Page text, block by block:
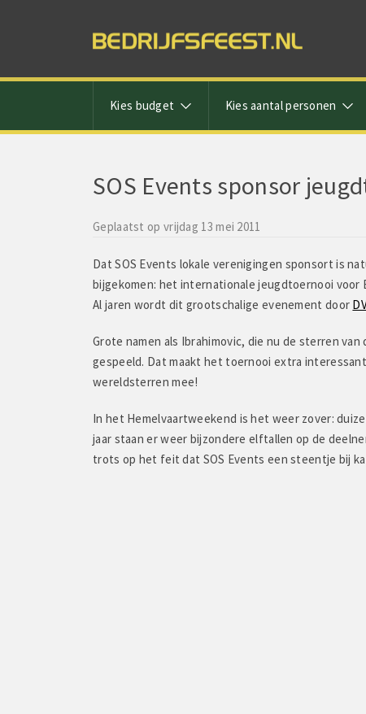
Kies budget Kies aantal personen
SOS Events sponsor
Geplaatst op vrijdag 13 mei 2011
Dat SOS Events lokale verenigingen sponsort is
bijgekomen: het internationale jeugdtoernooi voor
Al jaren wordt dit grootschalige evenement door
Grote namen als Ibrahimovic, die nu de sterren
gespeeld. Dat maakt het toernooi extra
wereldsterren mee!
In het Hemelvaartweekend is het weer zover:
jaar staan er weer bijzondere elftallen op de
trots op het feit dat SOS Events een steentje bij
Mark zegt: